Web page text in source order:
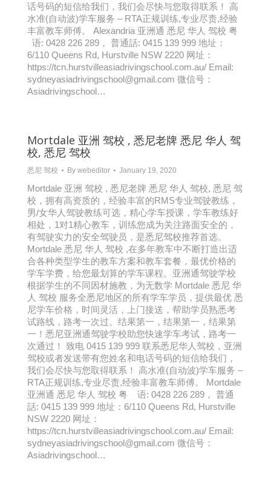
话号码的短信给我们，我们会尽快与您取得联系！ 高
水准(自动波)学车服务 – RTA正规训练,专业尽责,经验
丰富教车师傅。 Alexandria 亚洲通 悉尼 华人 驾校 粤
语: 0428 226 289， 普通話: 0415 139 999 地址：
6/110 Queens Rd, Hurstville NSW 2220 网址：
https://tcn.hurstvilleasiadrivingschool.com.au/ Email:
sydneyasiadrivingschool@gmail.com 微信号：
Asiadrivingschool…
Mortdale 亚洲 驾校 , 悉尼老牌 悉尼 华人 驾
校, 悉尼 驾校
悉尼 驾校 By webeditor January 19, 2020
Mortdale 亚洲 驾校 , 悉尼老牌 悉尼 华人 驾校, 悉尼 驾
校，拥有高资质的，经验丰富的RMS专业驾驶教练，
男/女华人驾驶教练可选，精心学车授课，学车教练好
相处，1对1精心教车，训练您成为关注路面安全的，
有驾驶实力的安全驾驶员，是悉尼驾校推荐首选。
Mortdale 悉尼 华人 驾校 ,在多年教车中不断打造出适
合各种类型学生的教车方案和教车套餐，最优价格的
学车学费，给您最划算的学车课程。亚洲通驾驶学校
根据学生的不同因材施教，为无数学 Mortdale 悉尼 华
人 驾校 服务全悉尼地区的所有学车学员，提供最优 悉
尼学车价格，时间灵活，上门接送，帮助学员熟悉考
试路线，路考一次过。结果第一，结果第一，结果第
一！悉尼亚洲通驾驶学校助您快速学车考试，路考一
次通过！ 致电 0415 139 999 联系悉尼华人驾校，亚洲
驾校或者发送带有您姓名和电话号码的短信给我们，
我们会尽快与您取得联系！ 高水准(自动波)学车服务 –
RTA正规训练,专业尽责,经验丰富教车师傅。 Mortdale
亚洲通 悉尼 华人 驾校 粤 语: 0428 226 289， 普通
話: 0415 139 999 地址：6/110 Queens Rd, Hurstville
NSW 2220 网址：
https://tcn.hurstvilleasiadrivingschool.com.au/ Email:
sydneyasiadrivingschool@gmail.com 微信号：
Asiadrivingschool…